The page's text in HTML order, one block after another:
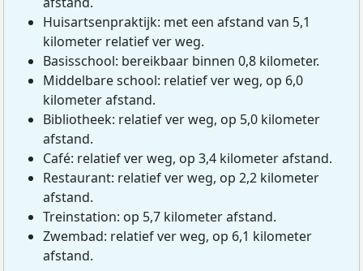
Huisartsenpraktijk: met een afstand van 5,1
kilometer relatief ver weg.
Basisschool: bereikbaar binnen 0,8 kilometer.
Middelbare school: relatief ver weg, op 6,0
kilometer afstand.
Bibliotheek: relatief ver weg, op 5,0 kilometer
afstand.
Café: relatief ver weg, op 3,4 kilometer afstand.
Restaurant: relatief ver weg, op 2,2 kilometer
afstand.
Treinstation: op 5,7 kilometer afstand.
Zwembad: relatief ver weg, op 6,1 kilometer
afstand.